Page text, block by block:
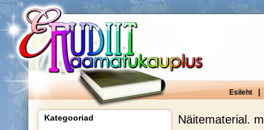
Esileht
Kategooriad Näitematerial.